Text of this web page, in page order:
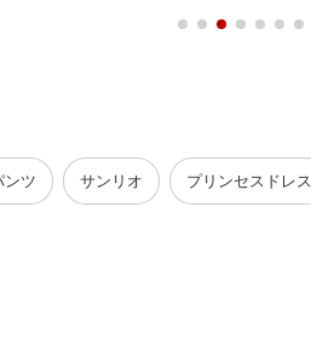
ンツ サンリオ プリンセスドレス